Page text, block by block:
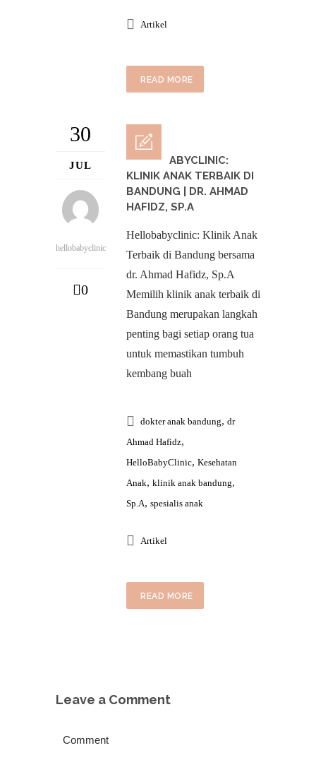
Artikel
READ MORE
30
JUL
hellobabyclinic
0
HELLOBABYCLINIC:
KLINIK ANAK TERBAIK DI
BANDUNG | DR. AHMAD
HAFIDZ, SP.A
Hellobabyclinic: Klinik Anak
Terbaik di Bandung bersama
dr. Ahmad Hafidz, Sp.A
Memilih klinik anak terbaik di
Bandung merupakan langkah
penting bagi setiap orang tua
untuk memastikan tumbuh
kembang buah
dokter anak bandung, dr
Ahmad Hafidz,
HelloBabyClinic, Kesehatan
Anak, klinik anak bandung,
Sp.A, spesialis anak
Artikel
READ MORE
Leave a Comment